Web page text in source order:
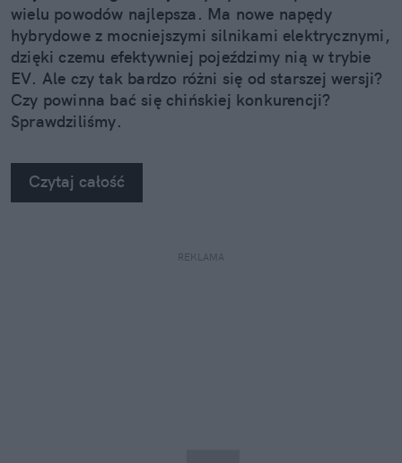
wielu powodów najlepsza. Ma nowe napędy
hybrydowe z mocniejszymi silnikami elektrycznymi,
dzięki czemu efektywniej pojeździmy nią w trybie
EV. Ale czy tak bardzo różni się od starszej wersji?
Czy powinna bać się chińskiej konkurencji?
Sprawdziliśmy.
Czytaj całość
REKLAMA